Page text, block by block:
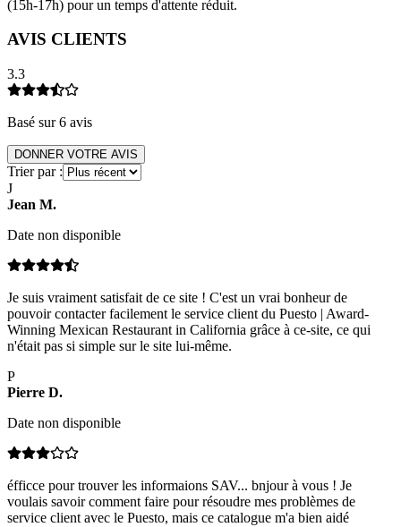
(15h-17h) pour un temps d'attente réduit.
AVIS CLIENTS
3.3
Basé sur6 avis
DONNER VOTRE AVIS
Trier par :
J
Jean M.
Date non disponible
Je suis vraiment satisfait de ce site ! C'est un vrai bonheur de
pouvoir contacter facilement le service client du Puesto | Award-
Winning Mexican Restaurant in California grâce à ce-site, ce qui
n'était pas si simple sur le site lui-même.
P
Pierre D.
Date non disponible
éfficce pour trouver les informaions SAV... bnjour à vous ! Je
voulais savoir comment faire pour résoudre mes problèmes de
service client avec le Puesto, mais ce catalogue m'a bien aidé